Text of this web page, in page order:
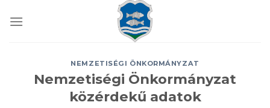
NEMZETISÉGI ÖNKORMÁNYZAT
Nemzetiségi Önkormányzat
közérdekű adatok